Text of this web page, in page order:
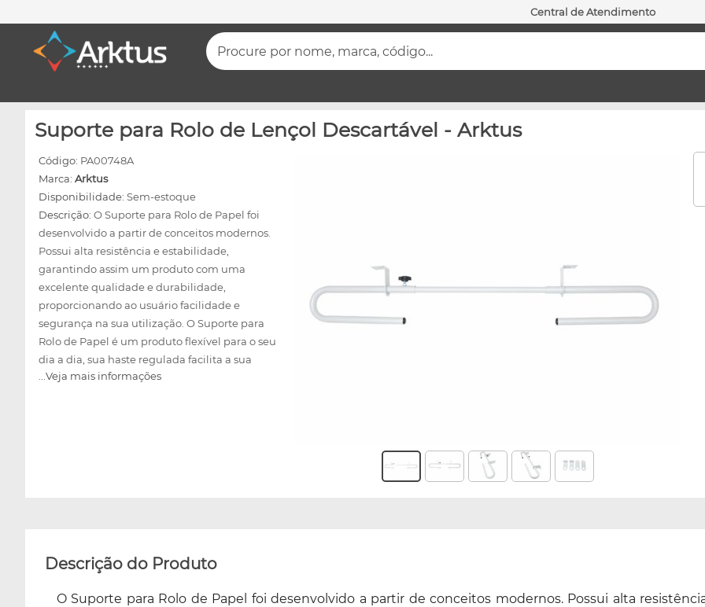
Central de Atendimento
Procure por nome, marca, código...
Suporte para Rolo de Lençol Descartável - Arktus
Código: PA00748A
Marca: Arktus
Disponibilidade: Sem-estoque
Descrição: O Suporte para Rolo de Papel foi
desenvolvido a partir de conceitos modernos.
Possui alta resistência e estabilidade,
garantindo assim um produto com uma
excelente qualidade e durabilidade,
proporcionando ao usuário facilidade e
segurança na sua utilização. O Suporte para
Rolo de Papel é um produto flexível para o seu
dia a dia, sua haste regulada facilita a sua
utilização garantindo uma regulagem de
...Veja mais informações
Descrição do Produto
O Suporte para Rolo de Papel foi desenvolvido a partir de conceitos modernos. Possui alta